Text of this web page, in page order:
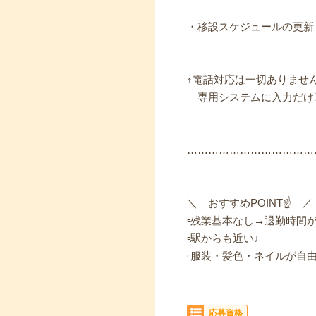
・移設スケジュールの更新
↑電話対応は一切ありませ
専用システムに入力だ
＼ おすすめPOINT☝ ／
▫残業基本なし→退勤時間
▫駅からも近い♩
▫服装・髪色・ネイルが自
応募資格